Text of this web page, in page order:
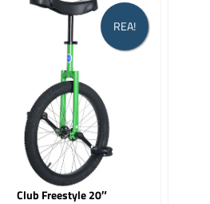
REA!
Club Freestyle 20″